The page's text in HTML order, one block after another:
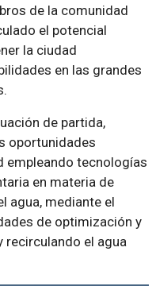
de la comunidad
el potencial
la ciudad
en las grandes
de partida,
oportunidades
empleando tecnologías
en materia de
agua, mediante el
de optimización y
el agua